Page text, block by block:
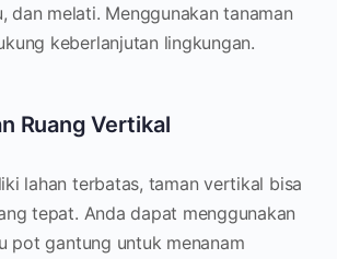
dan melati. Menggunakan tanaman
keberlanjutan lingkungan.
Ruang Vertikal
lahan terbatas, taman vertikal bisa
tepat. Anda dapat menggunakan
pot gantung untuk menanam